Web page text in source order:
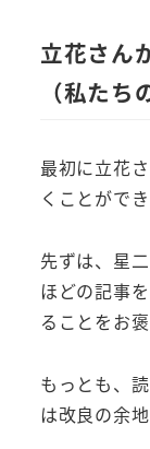
立花さ
（私たち
最初に立花
くことができ
先ずは、星
ほどの記事
ることをお
もっとも、
は改良の余